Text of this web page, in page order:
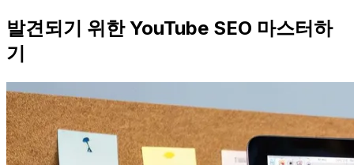
발견되기 위한 YouTube SEO 마스터하
기